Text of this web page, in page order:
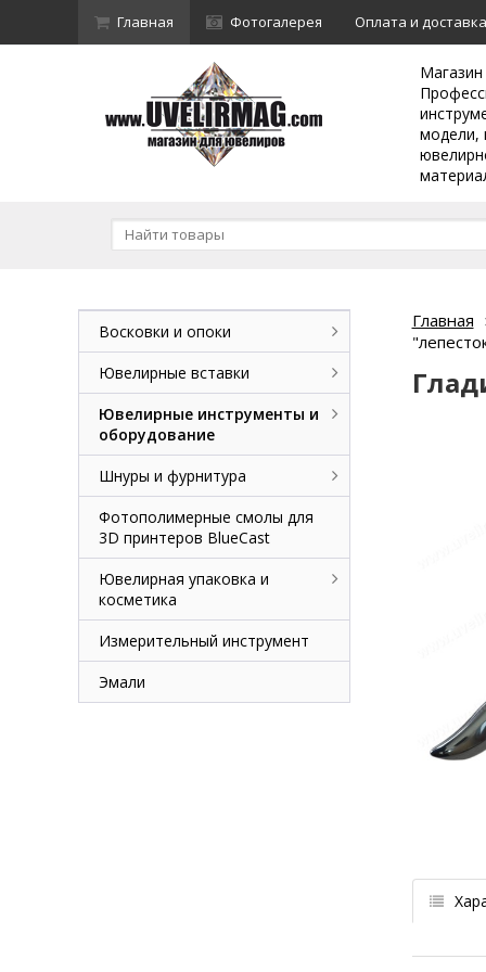
Главная Фотогалерея Оплата и доставка
модели,
Главная
Восковки и опоки
Ювелирные вставки
Ювелирные инструменты и
оборудование
Шнуры и фурнитура
Фотополимерные смолы для
3D принтеров BlueCast
Ювелирная упаковка и
косметика
Измерительный инструмент
Эмали